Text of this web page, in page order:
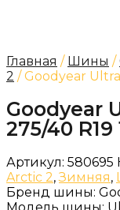
Главная / Шины /
2 / Goodyear
Goodyear
275/40 R19
Артикул: 580695
Arctic 2,Зимняя,
Бренд шины: